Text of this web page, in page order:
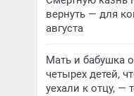
вернуть — для
августа
Мать и бабушка
четырех детей,
уехали к отцу, —